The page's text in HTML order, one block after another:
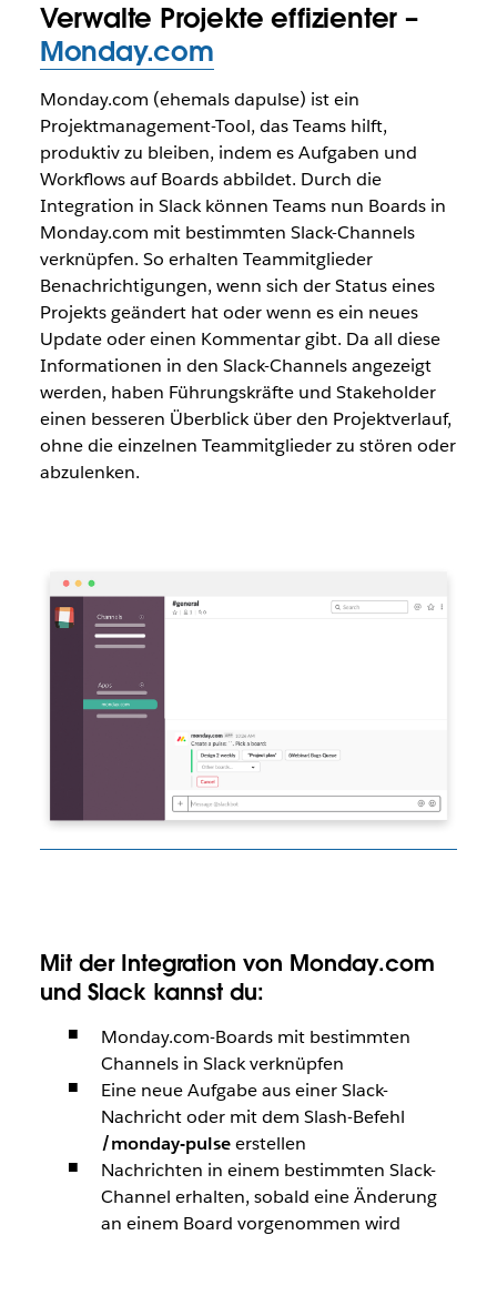
Verwalte Projekte effizienter –
Monday.com
Monday.com (ehemals dapulse) ist ein
Projektmanagement-Tool, das Teams hilft,
produktiv zu bleiben, indem es Aufgaben und
Workflows auf Boards abbildet. Durch die
Integration in Slack können Teams nun Boards in
Monday.com mit bestimmten Slack-Channels
verknüpfen. So erhalten Teammitglieder
Benachrichtigungen, wenn sich der Status eines
Projekts geändert hat oder wenn es ein neues
Update oder einen Kommentar gibt. Da all diese
Informationen in den Slack-Channels angezeigt
werden, haben Führungskräfte und Stakeholder
einen besseren Überblick über den Projektverlauf,
ohne die einzelnen Teammitglieder zu stören oder
abzulenken.
Mit der Integration von Monday.com
und Slack kannst du:
Monday.com-Boards mit bestimmten
Channels in Slack verknüpfen
Eine neue Aufgabe aus einer Slack-
Nachricht oder mit dem Slash-Befehl
/monday-pulseerstellen
Nachrichten in einem bestimmten Slack-
Channel erhalten, sobald eine Änderung
an einem Board vorgenommen wird